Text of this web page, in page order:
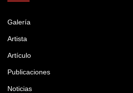
Galería
Artista
Artículo
Publicaciones
Noticias